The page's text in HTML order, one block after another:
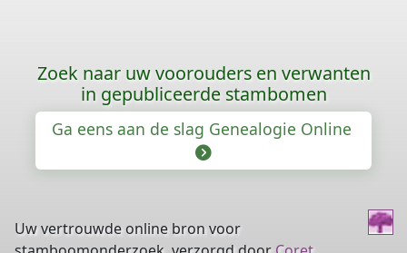
Zoek naar uw voorouders en verwanten
in gepubliceerde stambomen
Ga eens aan de slag Genealogie Online
Uw vertrouwde online bron voor